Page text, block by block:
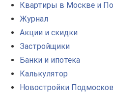
Квартиры в Москве и
Журнал
Акции и скидки
Застройщики
Банки и ипотека
Калькулятор
Новостройки